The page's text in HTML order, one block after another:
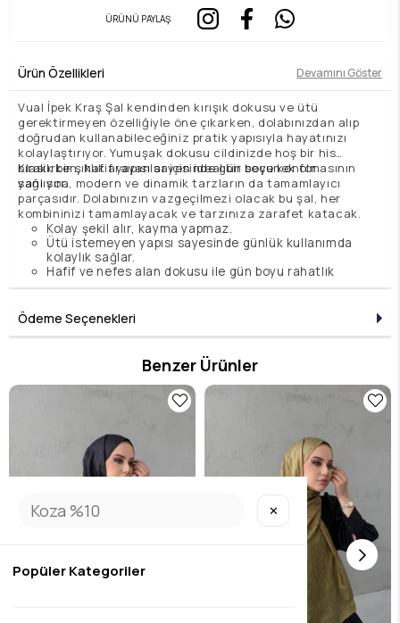
ÜRÜNÜ PAYLAŞ
Ürün Özellikleri Devamını Göster
Vual İpek Kraş Şal kendinden kırışık dokusu ve ütü
gerektirmeyen özelliğiyle öne çıkarken, dolabınızdan alıp
doğrudan kullanabileceğiniz pratik yapısıyla hayatınızı
kolaylaştırıyor. Yumuşak dokusu cildinizde hoş bir his
bırakırken, hafif yapısı sayesinde gün boyu konfor
sağlıyor.
Klasik bir şıklık arayanlar için ideal bir seçenek olmasının
yanı sıra, modern ve dinamik tarzların da tamamlayıcı
parçasıdır. Dolabınızın vazgeçilmezi olacak bu şal, her
kombininizi tamamlayacak ve tarzınıza zarafet katacak.
Kolay şekil alır, kayma yapmaz.
Ütü istemeyen yapısı sayesinde günlük kullanımda
kolaylık sağlar.
Hafif ve nefes alan dokusu ile gün boyu rahatlık
sunar
Ödeme Seçenekleri
Benzer Ürünler
✕
Popüler Kategoriler